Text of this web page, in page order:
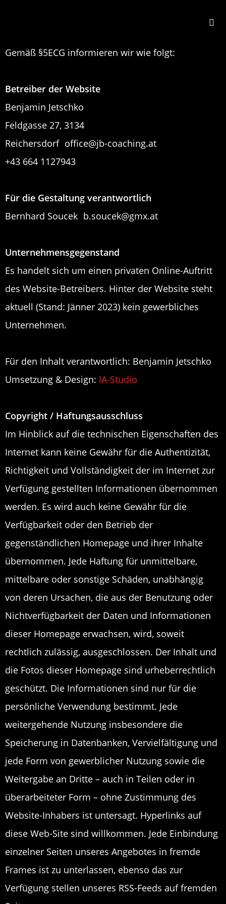
Gemäß §5ECG informieren wir wie folgt:
Betreiber der Website
Benjamin Jetschko
Feldgasse 27, 3134
Reichersdorf office@jb-coaching.at
+43 664 1127943
Für die Gestaltung verantwortlich
Bernhard Soucek b.soucek@gmx.at
Unternehmensgegenstand
Es handelt sich um einen privaten Online-Auftritt
des Website-Betreibers. Hinter der Website steht
aktuell (Stand: Jänner 2023) kein gewerbliches
Unternehmen.
Für den Inhalt verantwortlich: Benjamin Jetschko
Umsetzung & Design: IA-Studio
Copyright / Haftungsausschluss
Im Hinblick auf die technischen Eigenschaften des
Internet kann keine Gewähr für die Authentizität,
Richtigkeit und Vollständigkeit der im Internet zur
Verfügung gestellten Informationen übernommen
werden. Es wird auch keine Gewähr für die
Verfügbarkeit oder den Betrieb der
gegenständlichen Homepage und ihrer Inhalte
übernommen. Jede Haftung für unmittelbare,
mittelbare oder sonstige Schäden, unabhängig
von deren Ursachen, die aus der Benutzung oder
Nichtverfügbarkeit der Daten und Informationen
dieser Homepage erwachsen, wird, soweit
rechtlich zulässig, ausgeschlossen. Der Inhalt und
die Fotos dieser Homepage sind urheberrechtlich
geschützt. Die Informationen sind nur für die
persönliche Verwendung bestimmt. Jede
weitergehende Nutzung insbesondere die
Speicherung in Datenbanken, Vervielfältigung und
jede Form von gewerblicher Nutzung sowie die
Weitergabe an Dritte – auch in Teilen oder in
überarbeiteter Form – ohne Zustimmung des
Website-Inhabers ist untersagt. Hyperlinks auf
diese Web-Site sind willkommen. Jede Einbindung
einzelner Seiten unseres Angebotes in fremde
Frames ist zu unterlassen, ebenso das zur
Verfügung stellen unseres RSS-Feeds auf fremden